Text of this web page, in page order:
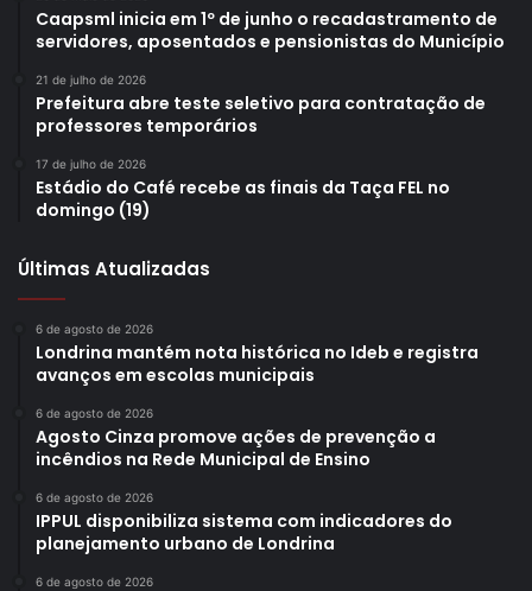
capacitações mais completas, de acordo com a área
escolhida.
Gostei
Etiquetas Conecta Norte
Caapsml inicia em 1º de junho o recadastramento de
servidores, aposentados e pensionistas do Município
21 de julho de 2026
Prefeitura abre teste seletivo para contratação de
professores temporários
17 de julho de 2026
Estádio do Café recebe as finais da Taça FEL no
domingo (19)
Últimas Atualizadas
6 de agosto de 2026
Londrina mantém nota histórica no Ideb e registra
avanços em escolas municipais
6 de agosto de 2026
Agosto Cinza promove ações de prevenção a
incêndios na Rede Municipal de Ensino
6 de agosto de 2026
IPPUL disponibiliza sistema com indicadores do
planejamento urbano de Londrina
6 de agosto de 2026